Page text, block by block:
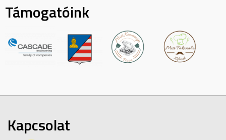
Támogatóink
Kapcsolat